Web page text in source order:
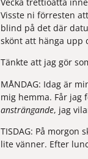
Visste ni förresten
blind på det där
skönt att hänga upp
Tänkte att jag gör
MÅNDAG: Idag är
mig hemma. Får
ansträngande, jag
TISDAG: På morgon
lite vänner. Efter